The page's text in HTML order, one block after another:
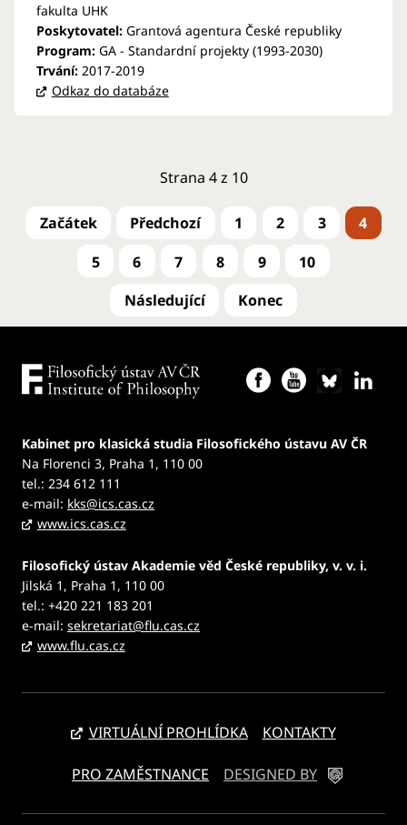
fakulta UHK
Poskytovatel: Grantová agentura České republiky
Program: GA - Standardní projekty (1993-2030)
Trvání: 2017-2019
Odkaz do databáze
Strana 4 z 10
1 2 3
4
5
6 7 8 9 10
Kabinet pro klasická studia Filosofického ústavu AV ČR
Na Florenci 3, Praha 1, 110 00
tel.: 234 612 111
e-mail: kks@ics.cas.cz
www.ics.cas.cz
Filosofický ústav Akademie věd České republiky, v. v. i.
Jilská 1, Praha 1, 110 00
tel.: +420 221 183 201
e-mail: sekretariat@flu.cas.cz
www.flu.cas.cz
VIRTUÁLNÍ PROHLÍDKA KONTAKTY
PRO ZAMĚSTNANCE DESIGNED BY